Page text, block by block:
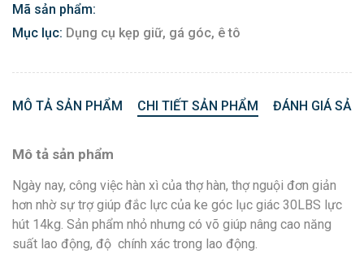
Mã sản phẩm:
Mục lục: Dụng cụ kẹp giữ, gá góc, ê tô
MÔ TẢ SẢN PHẨM CHI TIẾT SẢN PHẨM ĐÁNH GIÁ
Mô tả sản phẩm
Ngày nay, công việc hàn xì của thợ hàn, thợ nguội đơn giản
hơn nhờ sự trợ giúp đắc lực của ke góc lục giác 30LBS lực
hút 14kg. Sản phẩm nhỏ nhưng có võ giúp nâng cao năng
suất lao động, độ chính xác trong lao động.